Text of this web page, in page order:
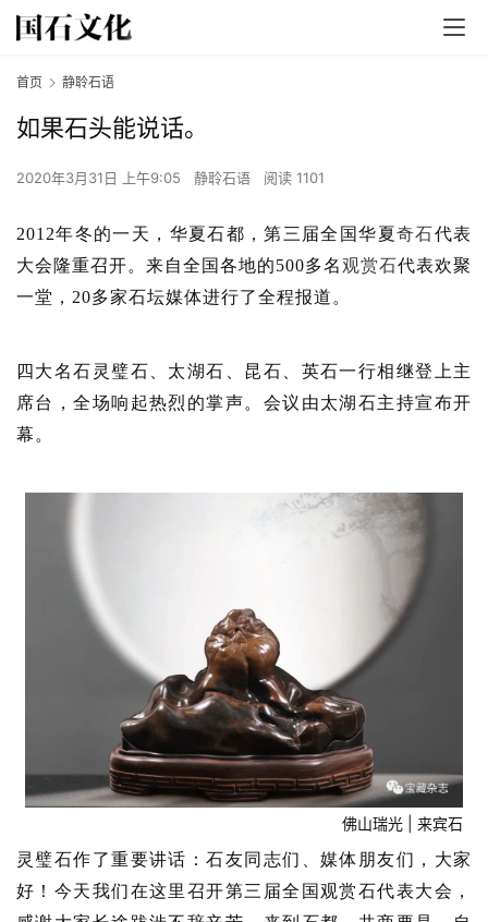
首页 静聆石语
如果石头能说话。
2020年3月31日 上午9:05 静聆石语 阅读 1101
2012年冬的一天，华夏石都，第三届全国华夏奇石代表
大会隆重召开。来自全国各地的500多名观赏石代表欢聚
一堂，20多家石坛媒体进行了全程报道。
四大名石灵璧石、太湖石、昆石、英石一行相继登上主
席台，全场响起热烈的掌声。会议由太湖石主持宣布开
幕。
佛山瑞光 | 来宾石
灵璧石作了重要讲话：石友同志们、媒体朋友们，大家
好！ 今天我们在这里召开第三届全国观赏石代表大会，